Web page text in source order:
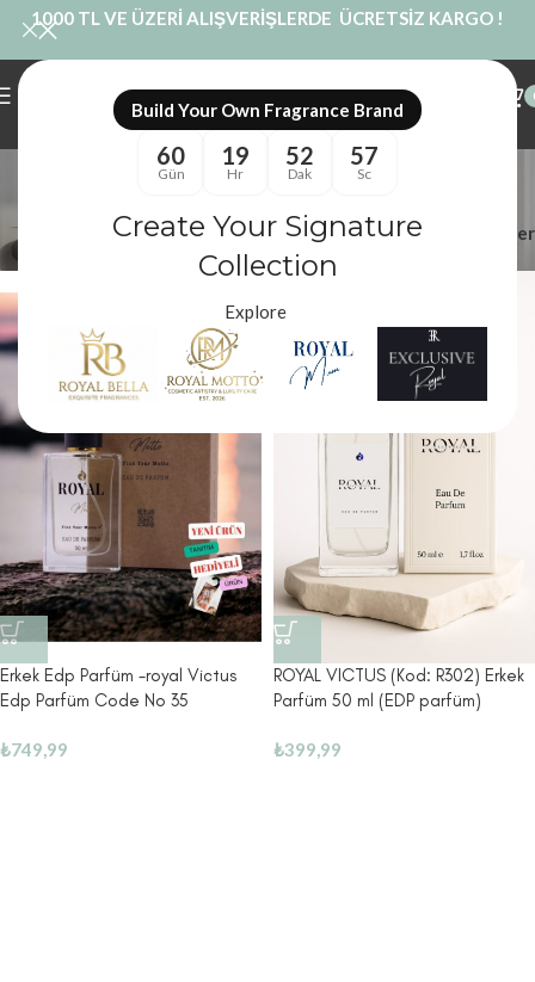
Build Your Own Fragrance Brand
60
Gün
19
Hr
52
Dak
56
Sc
Create Your Signature
Collection
Explore
1000 TL VE ÜZERİ ALIŞVERİŞLERDE ÜCRETSİZ KARGO !
royal r302
Royal Mum
Ürünler “royal r302” olarak etiketlendi Filtreler
Erkek Edp Parfüm -royal Victus
Edp Parfüm Code No 35
₺749,99
ROYAL VICTUS (Kod: R302) Erkek
Parfüm 50 ml (EDP parfüm)
₺399,99